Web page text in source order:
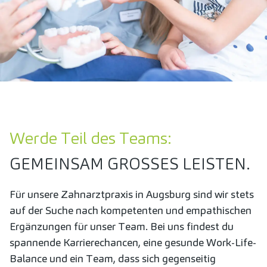
Werde Teil des Teams:
GEMEINSAM GROSSES LEISTEN.
Für unsere Zahnarztpraxis in Augsburg sind wir stets
auf der Suche nach kompetenten und empathischen
Ergänzungen für unser Team. Bei uns findest du
spannende Karrierechancen, eine gesunde Work-Life-
Balance und ein Team, dass sich gegenseitig